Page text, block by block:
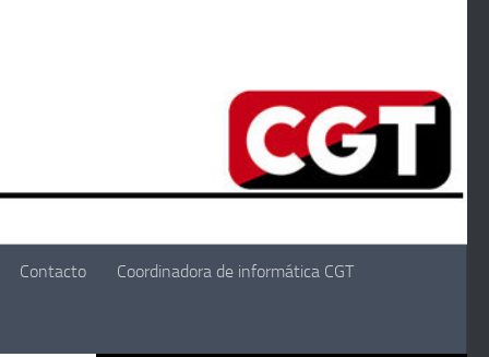
Contacto Coordinadora de informática CGT